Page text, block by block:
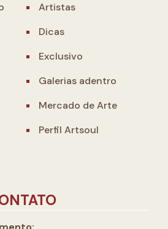
Artistas
Dicas
Exclusivo
Galerias adentro
Mercado de Arte
Perfil Artsoul